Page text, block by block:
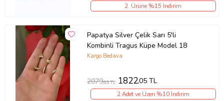
2. Ürüne %15 İndirim
Papatya Silver Çelik Sarı 5'li
Kombinli Tragus Küpe Model 18
Kargo Bedava
2079,69 TL 1822,05 TL
2 Adet ve Üzeri %10 İndirim